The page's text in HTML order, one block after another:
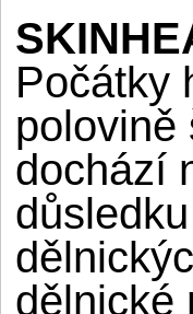
Počátky
polovině
dochází
dělnické